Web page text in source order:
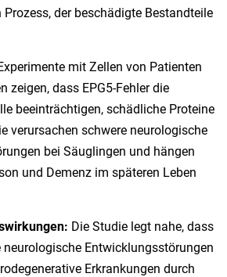
der beschädigte Bestandteile
mit Zellen von Patienten
zeigen, dass EPG5-Fehler die
beeinträchtigen, schädliche Proteine
verursachen schwere neurologische
bei Säuglingen und hängen
und Demenz im späteren Leben
Die Studie legt nahe, dass
Entwicklungsstörungen
Erkrankungen durch